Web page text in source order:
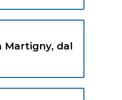
Martigny, dal